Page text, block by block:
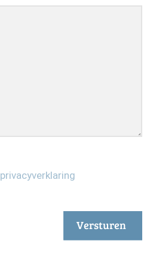
privacyverklaring
Versturen